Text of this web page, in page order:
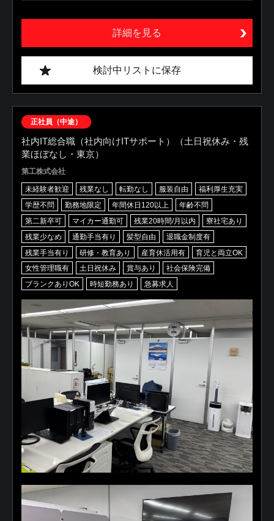
詳細を見る
検討中リストに保存
正社員（中途）
社内IT総合職（社内向けITサポート）（土日祝休み・残
業ほぼなし・東京）
第工株式会社
未経験者歓迎 残業なし 転勤なし 服装自由
福利厚生充実
学歴不問
勤務地限定 年間休日120以上
年齢不問
第二新卒可
マイカー通勤可 残業20時間/月以内
寮社宅あり
残業少なめ
通勤手当有り 髪型自由
退職金制度有
残業手当有り
研修・教育あり 産育休活用有
育児と両立OK
女性管理職有
土日祝休み 賞与あり
社会保険完備
ブランクありOK
時短勤務あり 急募求人